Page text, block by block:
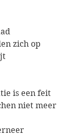
zich op
is een feit
niet meer